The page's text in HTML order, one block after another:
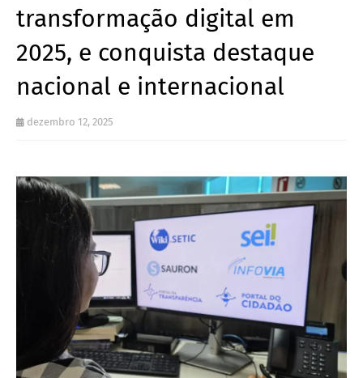
transformação digital em
2025, e conquista destaque
nacional e internacional
dezembro 12, 2025